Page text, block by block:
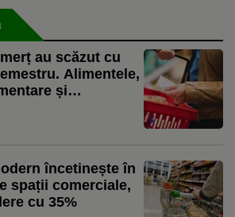
au scăzut cu
Alimentele,
și
încetinește în
spații comerciale,
cu 35%